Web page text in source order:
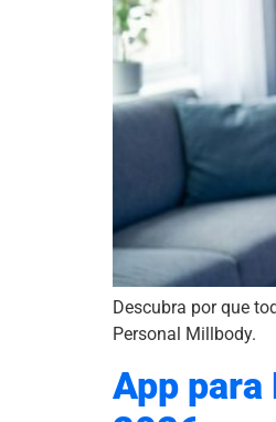
Descubra por que
Personal Millbody.
App para